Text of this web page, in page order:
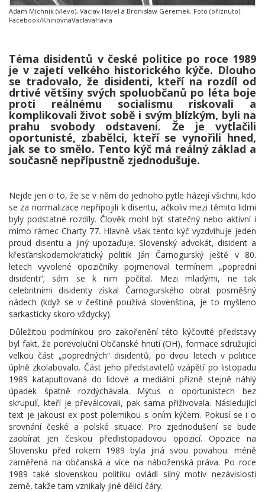
Adam Michnik (vlevo), Václav Havel a Bronisław Geremek. Foto (oříznuto):
Facebook/KnihovnaVaclavaHavla
Téma disidentů v české politice po roce 1989
je v zajetí velkého historického kýče. Dlouho
se tradovalo, že disidenti, kteří na rozdíl od
drtivé většiny svých spoluobčanů po léta boje
proti reálnému socialismu riskovali a
komplikovali život sobě i svým blízkým, byli na
prahu svobody odstaveni. Že je vytlačili
oportunisté, zbabělci, kteří se vynořili hned,
jak se to smělo. Tento kýč má reálný základ a
současně nepřípustně zjednodušuje.
Nejde jen o to, že se v něm do jednoho pytle házejí všichni, kdo
se za normalizace nepřipojili k disentu, ačkoliv mezi těmito lidmi
byly podstatné rozdíly. Člověk mohl být statečný nebo aktivní i
mimo rámec Charty 77. Hlavně však tento kýč vyzdvihuje jeden
proud disentu a jiný upozaďuje. Slovenský advokát, disident a
křesťanskodemokratický politik Ján Čarnogurský ještě v 80.
letech vyvolené opozičníky pojmenoval termínem „poprední
disidenti“; sám se k nim počítal. Mezi mladými, ne tak
celebritními disidenty získal Čarnogurského obrat posměšný
nádech (když se v češtině používá slovenština, je to myšleno
sarkasticky skoro vždycky).
Důležitou podmínkou pro zakořenění této kýčovité představy
byl fakt, že porevoluční Občanské hnutí (OH), formace sdružující
velkou část „popredných“ disidentů, po dvou letech v politice
úplně zkolabovalo. Část jeho představitelů vzápětí po listopadu
1989 katapultovaná do lidové a mediální přízně stejně náhlý
úpadek špatně rozdýchávala. Mýtus o oportunistech bez
skrupulí, kteří je převálcovali, pak sama přiživovala. Následující
text je jakousi ex post polemikou s oním kýčem. Pokusí se i o
srovnání české a polské situace. Pro zjednodušení se bude
zaobírat jen českou předlistopadovou opozicí. Opozice na
Slovensku před rokem 1989 byla jiná svou povahou: méně
zaměřená na občanská a více na náboženská práva. Po roce
1989 také slovenskou politiku ovládl silný motiv nezávislosti
země, takže tam vznikaly jiné dělicí čáry.